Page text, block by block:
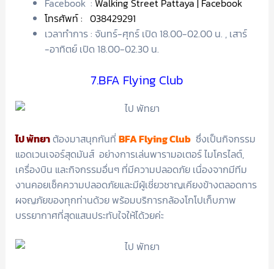
โทรศัพท์ : 038429291
เวลาทำการ : จันทร์-ศุกร์ เปิด 18.00-02.00 น. , เสาร์
-อาทิตย์ เปิด 18.00-02.30 น.
7.BFA Flying Club
ไป พัทยาต้องมาสนุกกันที่ BFA Flying Clubซึ่งเป็นกิจกรรม
แอดเวนเจอร์สุดมันส์ อย่างการเล่นพารามอเตอร์ ไมโครไลต์,
เครื่องบิน และกิจกรรมอื่นๆ ที่มีความปลอดภัย เนื่องจากมีทีม
งานคอยเช็คความปลอดภัยและมีผู้เชี่ยวชาญเคียงข้างตลอดการ
ผจญภัยของทุกท่านด้วย พร้อมบริการกล้องโกโปเก็บภาพ
บรรยากาศที่สุดแสนประทับใจให้ได้วยค่ะ